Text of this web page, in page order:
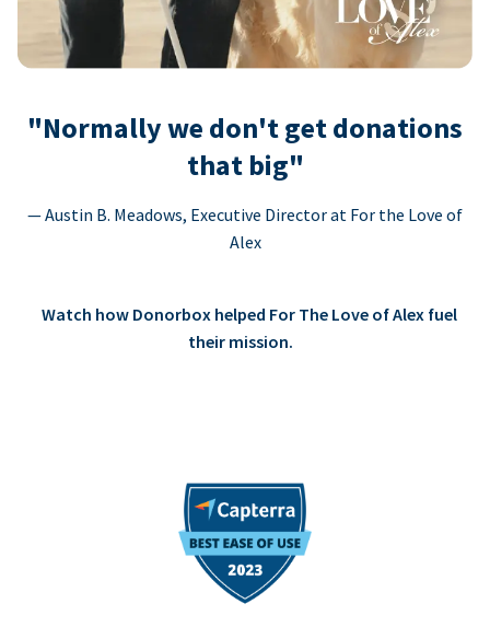
"Normally we don't get donations
that big"
— Austin B. Meadows, Executive Director at For the Love of
Alex
Watch how Donorbox helped For The Love of Alex fuel
their mission.